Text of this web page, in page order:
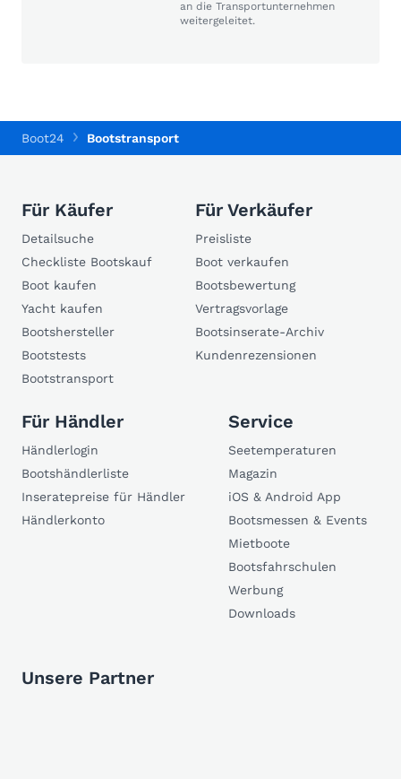
an die Transportunternehmen
weitergeleitet.
Boot24 Bootstransport
Für Käufer
Detailsuche
Checkliste Bootskauf
Boot kaufen
Yacht kaufen
Bootshersteller
Bootstests
Bootstransport
Für Verkäufer
Preisliste
Boot verkaufen
Bootsbewertung
Vertragsvorlage
Bootsinserate-Archiv
Kundenrezensionen
Für Händler
Händlerlogin
Bootshändlerliste
Inseratepreise für Händler
Händlerkonto
Service
Seetemperaturen
Magazin
iOS & Android App
Bootsmessen & Events
Mietboote
Bootsfahrschulen
Werbung
Downloads
Unsere Partner